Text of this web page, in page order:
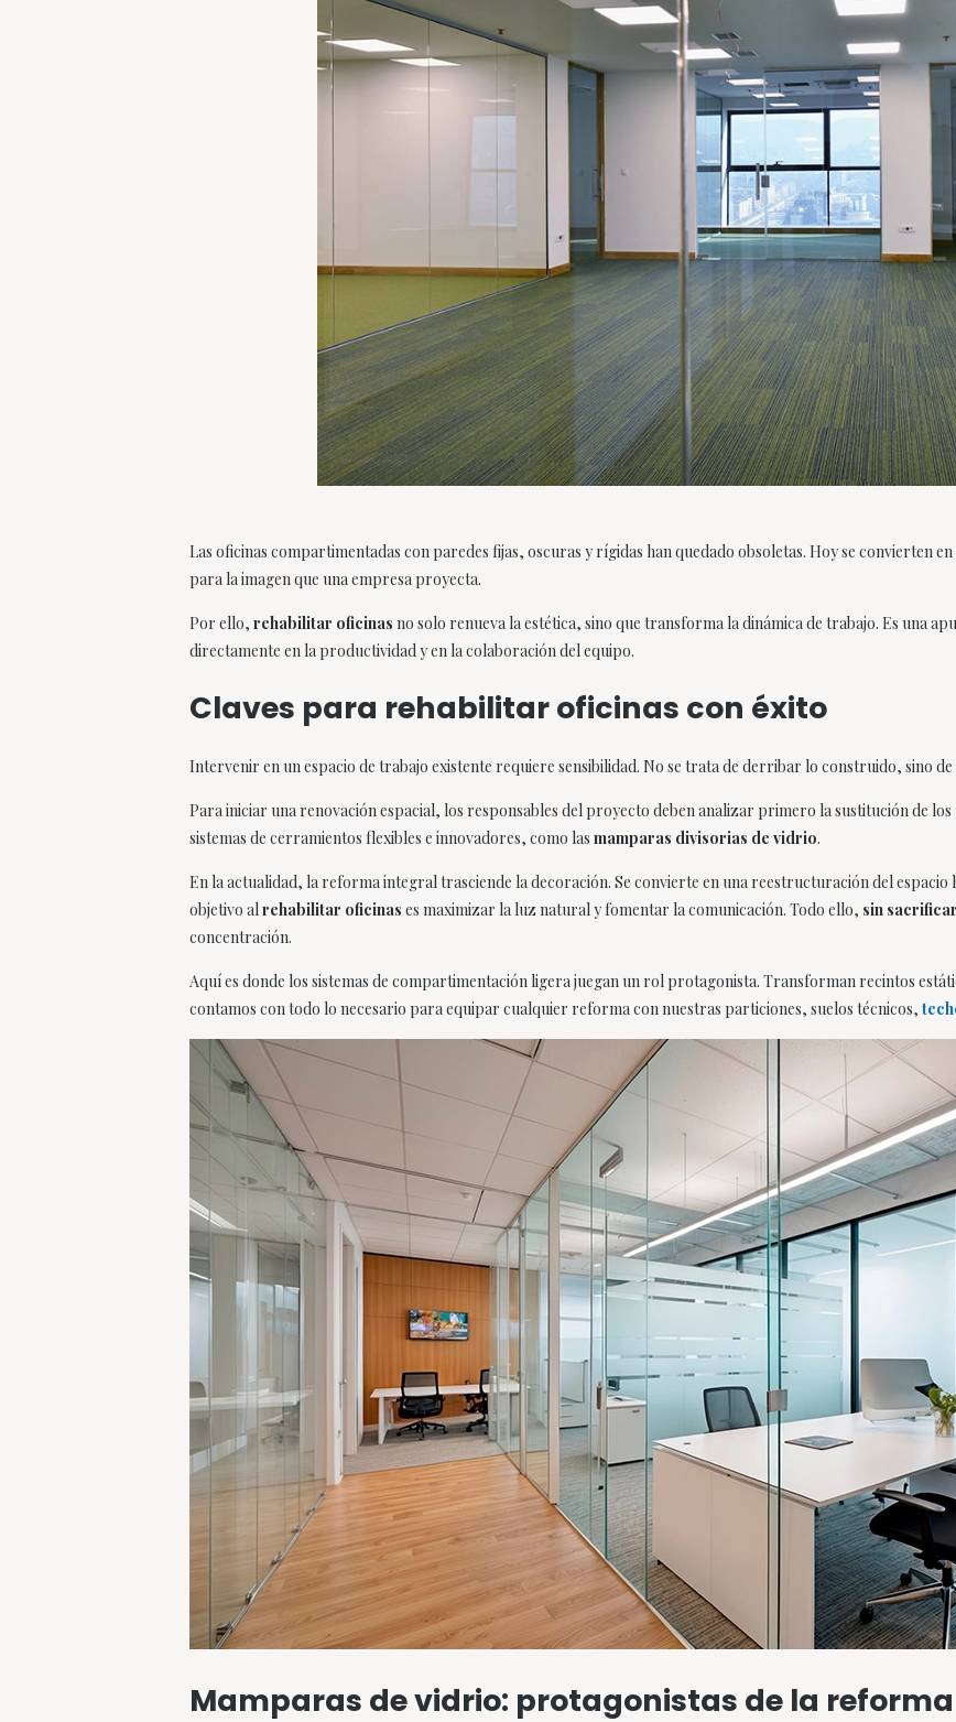
Las oficinas compartimentadas con paredes fijas, oscuras y rígidas han quedado obsoletas. Hoy se convierten
para la imagen que una empresa proyecta.
Por ello,rehabilitar oficinas no solo renueva la estética, sino que transforma la dinámica de trabajo. Es una
directamente en la productividad y en la colaboración del equipo.
Claves para rehabilitar oficinas con éxito
Intervenir en un espacio de trabajo existente requiere sensibilidad. No se trata de derribar lo construido, sino de
Para iniciar una renovación espacial, los responsables del proyecto deben analizar primero la sustitución de
sistemas de cerramientos flexibles e innovadores, como lasmamparas divisorias de vidrio.
En la actualidad, la reforma integral trasciende la decoración. Se convierte en una reestructuración del espacio
objetivo alrehabilitar oficinas es maximizar la luz natural y fomentar la comunicación. Todo ello, sin
concentración.
Aquí es donde los sistemas de compartimentación ligera juegan un rol protagonista. Transforman recintos
contamos con todo lo necesario para equipar cualquier reforma con nuestras particiones, suelos técnicos,
Mamparas de vidrio: protagonistas de la reforma